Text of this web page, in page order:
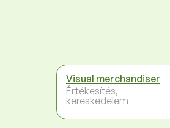
Visual merchandiser
Értékesítés,
kereskedelem